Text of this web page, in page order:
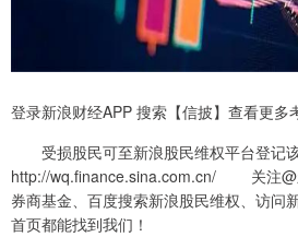
登录新浪财经APP 搜索【信披】查看更多
受损股民可至新浪股民维权平台登记该
http://wq.finance.sina.com.cn/ 关注@
券商基金、百度搜索新浪股民维权、访问
首页都能找到我们！